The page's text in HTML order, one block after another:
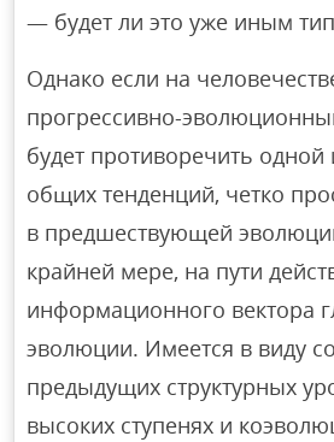
— будет ли это уже иным
Однако если на
прогрессивно-
будет противоречить одной
общих тенденций, четко
в предшествующей
крайней мере, на пути
информационного вектора
эволюции. Имеется в виду
предыдущих структурных
высоких ступенях и